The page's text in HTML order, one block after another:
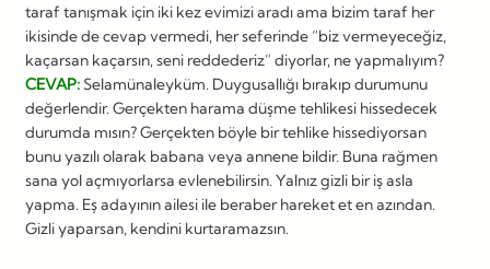
taraf tanışmak için iki kez evimizi aradı ama bizim taraf her
ikisinde de cevap vermedi, her seferinde “biz vermeyeceğiz,
kaçarsan kaçarsın, seni reddederiz” diyorlar, ne yapmalıyım?
CEVAP:Selamünaleyküm. Duygusallığı bırakıp durumunu
değerlendir. Gerçekten harama düşme tehlikesi hissedecek
durumda mısın? Gerçekten böyle bir tehlike hissediyorsan
bunu yazılı olarak babana veya annene bildir. Buna rağmen
sana yol açmıyorlarsa evlenebilirsin. Yalnız gizli bir iş asla
yapma. Eş adayının ailesi ile beraber hareket et en azından.
Gizli yaparsan, kendini kurtaramazsın.